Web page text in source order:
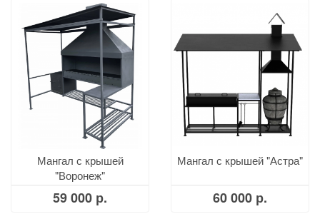
Мангал с крышей
"Воронеж"
59 000 р.
Мангал с крышей "Астра"
60 000 р.